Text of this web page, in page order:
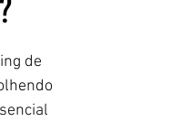
de